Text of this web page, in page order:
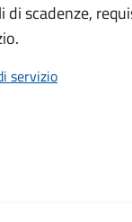
di scadenze,
servizio